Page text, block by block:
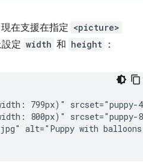
在支援在指定 <picture>
定 width 和 height ：
799px)"
800px)"
alt="Puppy with